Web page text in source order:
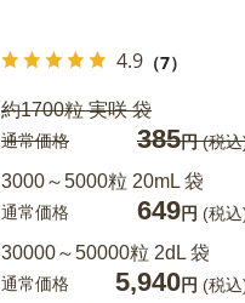
4.9 （7）
約1700粒 実咲 袋
通常価格 385円(税
3000～5000粒 20mL 袋
通常価格 649円 (税込
30000～50000粒 2dL 袋
通常価格 5,940円 (税込